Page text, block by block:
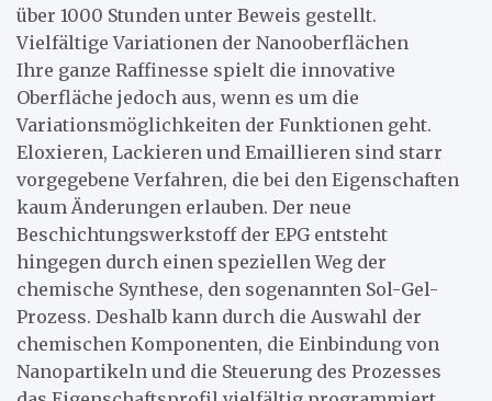
über 1000 Stunden unter Beweis gestellt.
Vielfältige Variationen der Nanooberflächen
Ihre ganze Raffinesse spielt die innovative
Oberfläche jedoch aus, wenn es um die
Variationsmöglichkeiten der Funktionen geht.
Eloxieren, Lackieren und Emaillieren sind starr
vorgegebene Verfahren, die bei den Eigenschaften
kaum Änderungen erlauben. Der neue
Beschichtungswerkstoff der EPG entsteht
hingegen durch einen speziellen Weg der
chemische Synthese, den sogenannten Sol-Gel-
Prozess. Deshalb kann durch die Auswahl der
chemischen Komponenten, die Einbindung von
Nanopartikeln und die Steuerung des Prozesses